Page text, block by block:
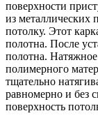
поверхности
из металлических
потолку. Этот
полотна. После
полотна. Натяжное
полимерного
тщательно
равномерно и без
поверхность